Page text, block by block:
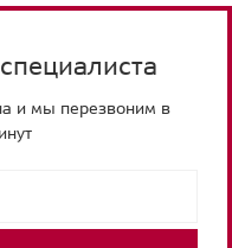
и мы перезвоним в